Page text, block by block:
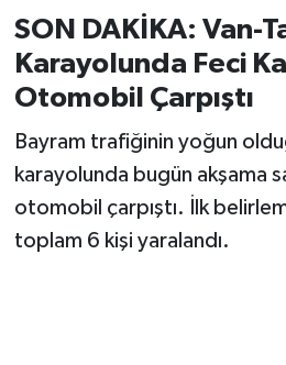
SON DAKİKA: Van-
Karayolunda Feci
Otomobil Çarpıştı
Bayram trafiğinin yoğun
karayolunda bugün akşama
otomobil çarpıştı. İlk
toplam 6 kişi yaralandı.